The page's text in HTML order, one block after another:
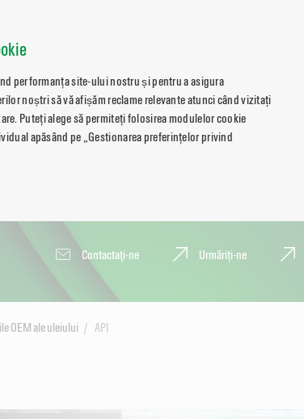
performanța site-ului nostru și pentru a asigura
noștri să vă afișăm reclame relevante atunci când vizitați
Puteți alege să permiteți folosirea modulelor cookie
apăsând pe „Gestionarea preferințelor privind
Contactaţi-ne Urmăriți-ne
OEM ale uleiului API